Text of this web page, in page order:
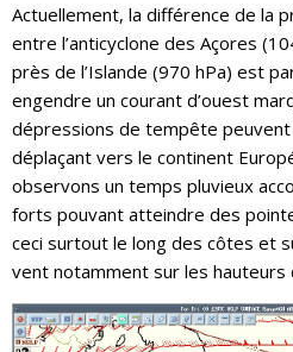
Actuellement, la différence de la
entre l’anticyclone des Açores
près de l’Islande (970 hPa) est
engendre un courant d’ouest
dépressions de tempête
déplaçant vers le continent
observons un temps pluvieux
forts pouvant atteindre des
ceci surtout le long des côtes et
vent notamment sur les hauteurs